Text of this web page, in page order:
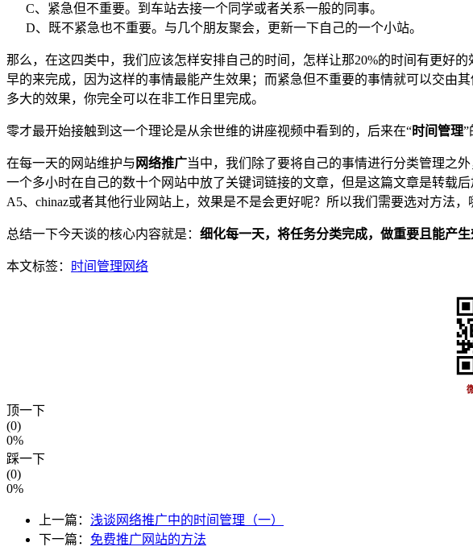
C、紧急但不重要。到车站去接一个同学或者关系一般的同事。
D、既不紧急也不重要。与几个朋友聚会，更新一下自己的一个小站。
那么，在这四类中，我们应该怎样安排自己的时间，怎样让那20%的时间有更好
早的来完成，因为这样的事情最能产生效果；而紧急但不重要的事情就可以交由
多大的效果，你完全可以在非工作日里完成。
零才最开始接触到这一个理论是从余世维的讲座视频中看到的，后来在“时间管理”
在每一天的网站维护与 网络推广当中，我们除了要将自己的事情进行分类管理之
一个多小时在自己的数十个网站中放了关键词链接的文章，但是这篇文章是转载
A5、chinaz或者其他行业网站上，效果是不是会更好呢？所以我们需要选对方法
总结一下今天谈的核心内容就是： 细化每一天，将任务分类完成，做重要且能产生
本文标签： 时间管理 网络
顶一下
(0)
0%
踩一下
(0)
0%
上一篇： 浅谈网络推广中的时间管理（一）
下一篇： 免费推广网站的方法